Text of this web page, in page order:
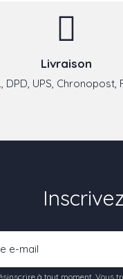
Livraison
DPD, UPS, Chronopost,
à tout moment. Vous